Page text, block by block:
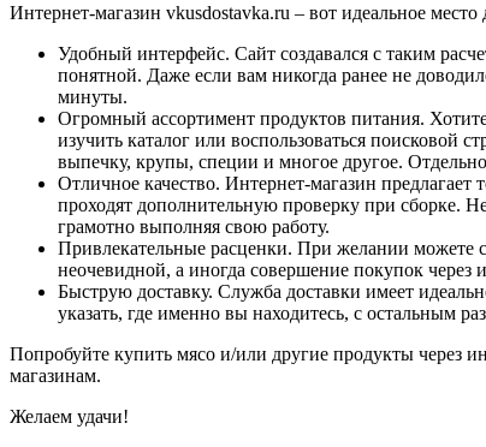
Интернет-магазин vkusdostavka.ru – вот идеальное
Удобный интерфейс. Сайт создавался с таким
понятной. Даже если вам никогда ранее не
минуты.
Огромный ассортимент продуктов питания.
изучить каталог или воспользоваться поисковой
выпечку, крупы, специи и многое другое.
Отличное качество. Интернет-магазин
проходят дополнительную проверку при сборке.
грамотно выполняя свою работу.
Привлекательные расценки. При желании можете
неочевидной, а иногда совершение покупок через
Быструю доставку. Служба доставки имеет
указать, где именно вы находитесь, с остальным
Попробуйте купить мясо и/или другие продукты через
магазинам.
Желаем удачи!